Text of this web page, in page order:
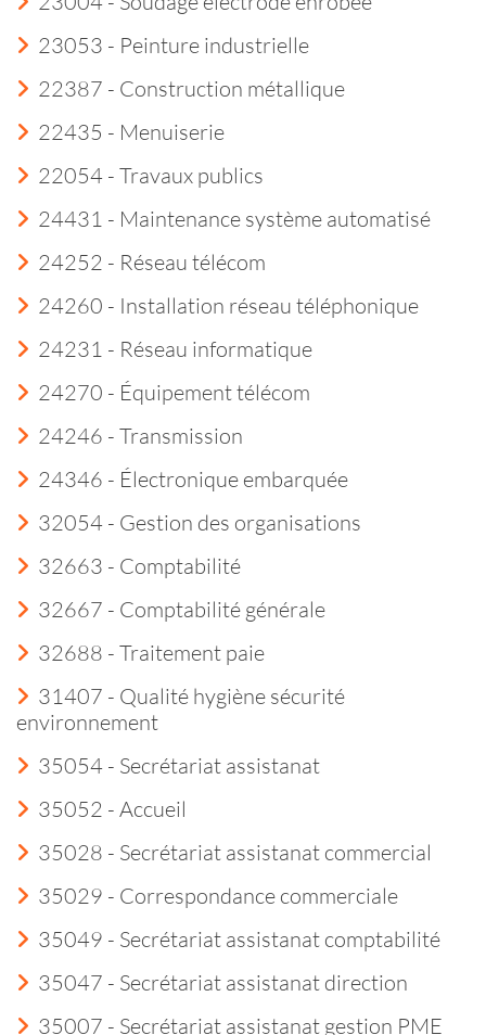
23053 - Peinture industrielle
22387 - Construction métallique
22435 - Menuiserie
22054 - Travaux publics
24431 - Maintenance système automatisé
24252 - Réseau télécom
24260 - Installation réseau téléphonique
24231 - Réseau informatique
24270 - Équipement télécom
24246 - Transmission
24346 - Électronique embarquée
32054 - Gestion des organisations
32663 - Comptabilité
32667 - Comptabilité générale
32688 - Traitement paie
31407 - Qualité hygiène sécurité
environnement
35054 - Secrétariat assistanat
35052 - Accueil
35028 - Secrétariat assistanat commercial
35029 - Correspondance commerciale
35049 - Secrétariat assistanat comptabilité
35047 - Secrétariat assistanat direction
35007 - Secrétariat assistanat gestion PME